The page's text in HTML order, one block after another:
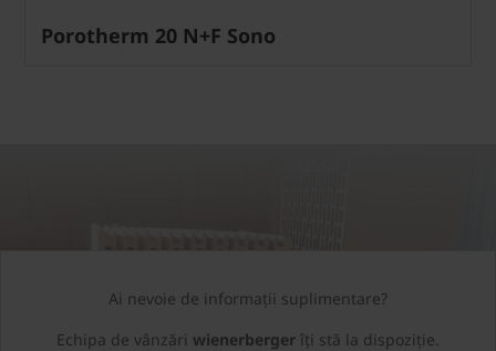
Porotherm 20 N+F Sono
Ai nevoie de informații suplimentare?
Echipa de vânzări wienerberger îți stă la dispoziție.